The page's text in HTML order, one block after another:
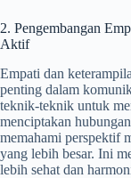
2. Pengembangan
Aktif
Empati dan
penting dalam
teknik-teknik untuk
menciptakan
memahami perspektif
yang lebih besar. Ini
lebih sehat dan